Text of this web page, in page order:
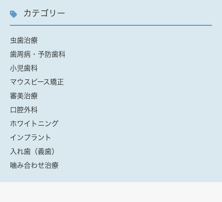
カテゴリー
虫歯治療
歯周病・予防歯科
小児歯科
マウスピース矯正
審美治療
口腔外科
ホワイトニング
インプラント
入れ歯（義歯）
噛み合わせ治療